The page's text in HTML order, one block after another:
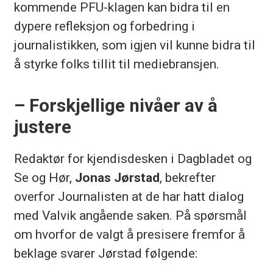
kommende PFU-klagen kan bidra til en
dypere refleksjon og forbedring i
journalistikken, som igjen vil kunne bidra til
å styrke folks tillit til mediebransjen.
– Forskjellige nivåer av å
justere
Redaktør for kjendisdesken i Dagbladet og
Se og Hør, Jonas Jørstad, bekrefter
overfor Journalisten at de har hatt dialog
med Valvik angående saken. På spørsmål
om hvorfor de valgt å presisere fremfor å
beklage svarer Jørstad følgende: